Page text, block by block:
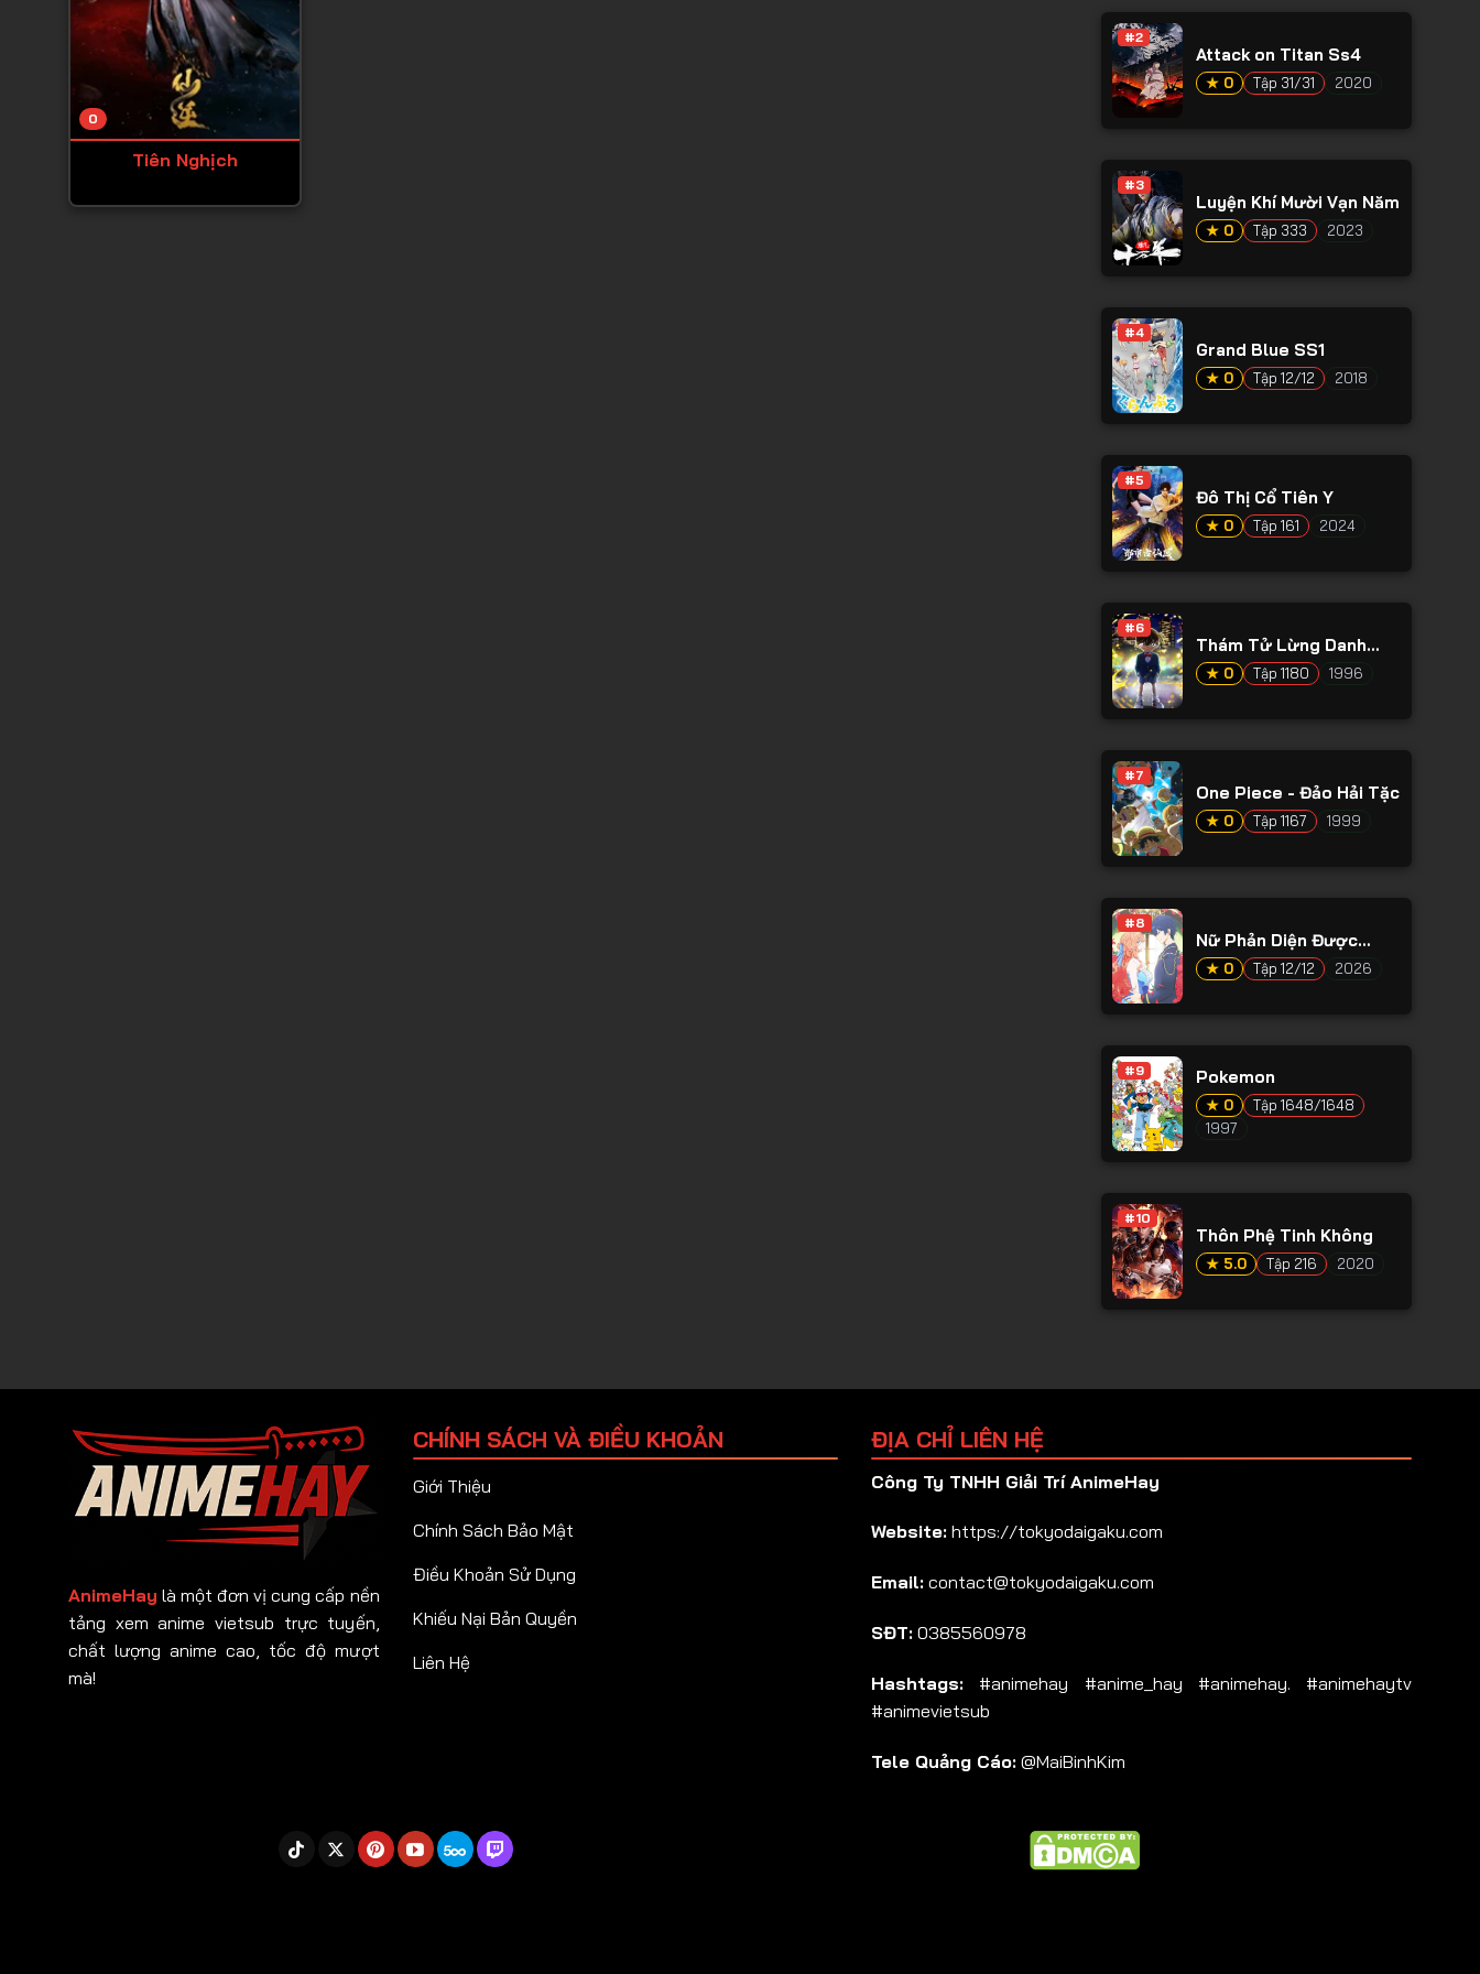
0
Tiên Nghịch
#2
Attack on Titan Ss4
★ 0 Tập 31/31 2020
#3
Luyện Khí Mười Vạn Năm
★ 0 Tập 333 2023
#4
Grand Blue SS1
★ 0 Tập 12/12 2018
#5
Đô Thị Cổ Tiên Y
★ 0 Tập 161 2024
#6
Thám Tử Lừng Danh
Conan
★ 0 Tập 1180 1996
#7
One Piece - Đảo Hải Tặc
★ 0 Tập 1167 1999
#8
Nữ Phản Diện Được
Hoàng Tử Nước Láng
Giềng Yêu Mến
★ 0 Tập 12/12 2026
#9 Pokemon
★ 0
Tập 1648/1648
1997
#10
Thôn Phệ Tinh Không
★ 5.0 Tập 216 2020
AnimeHay là một đơn vị cung cấp nền
tảng xem anime vietsub trực tuyến,
chất lượng anime cao, tốc độ mượt
mà!
CHÍNH SÁCH VÀ ĐIỀU KHOẢN
Giới Thiệu
Chính Sách Bảo Mật
Điều Khoản Sử Dụng
Khiếu Nại Bản Quyền
Liên Hệ
ĐỊA CHỈ LIÊN HỆ
Công Ty TNHH Giải Trí AnimeHay
Website: https://tokyodaigaku.com
Email: contact@tokyodaigaku.com
SĐT: 0385560978
Hashtags: #animehay #anime_hay #animehay. #animehaytv
#animevietsub
Tele Quảng Cáo: @MaiBinhKim